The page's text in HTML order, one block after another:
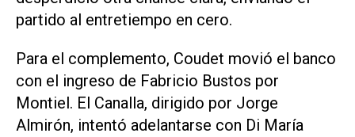
partido al entretiempo en cero.
Para el complemento, Coudet movió el banco
con el ingreso de Fabricio Bustos por
Montiel. El Canalla, dirigido por Jorge
Almirón, intentó adelantarse con Di María